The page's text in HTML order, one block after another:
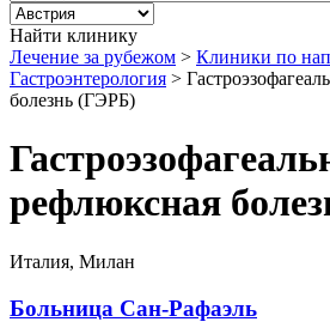
Найти клинику
Лечение за рубежом > Клиники по
Гастроэнтерология >
болезнь (ГЭРБ)
рефлюксная
Италия, Милан
Больница Сан-Рафаэль